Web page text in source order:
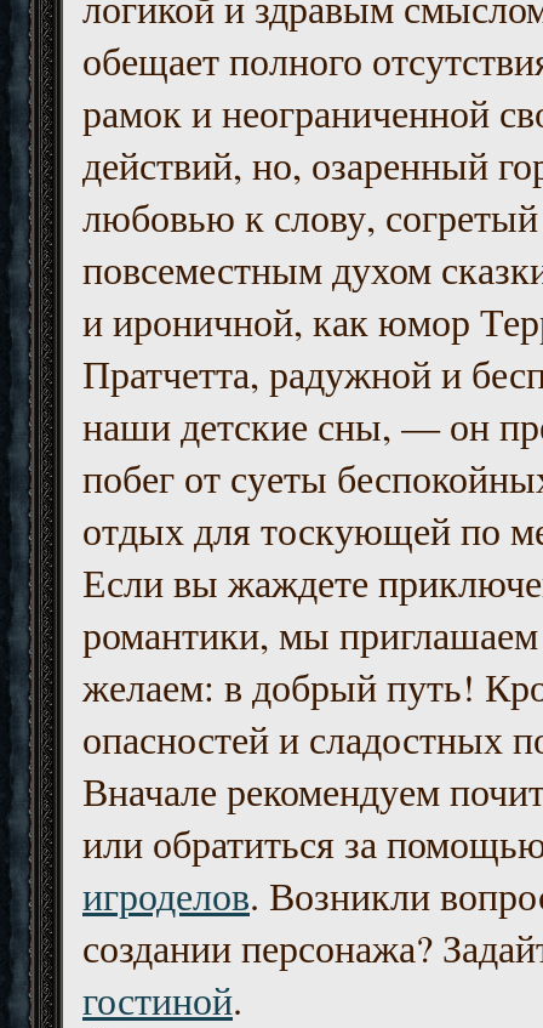
обещает полного
рамок и неограниченной
действий, но, озаренный
любовью к слову, согретый
повсеместным духом
и ироничной, как юмор
Пратчетта, радужной и
наши детские сны, — он
побег от суеты
отдых для тоскующей по
Если вы жаждете
романтики, мы приглашаем
желаем: в добрый путь!
опасностей и сладостных
Вначале рекомендуем
или обратиться за
игроделов. Возникли
создании персонажа?
гостиной.